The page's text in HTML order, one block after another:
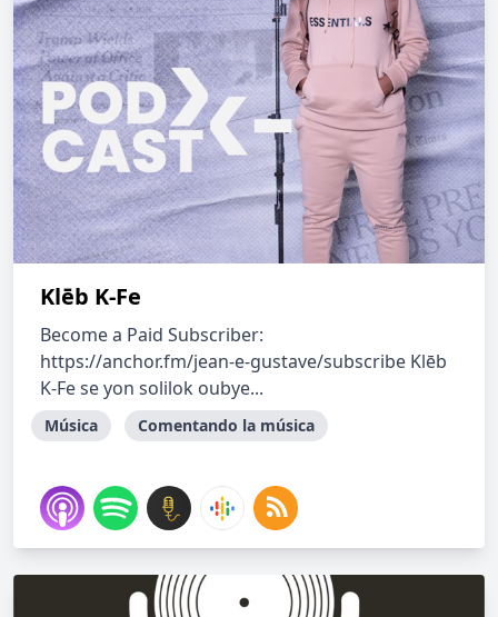
Klēb K-Fe
Become a Paid Subscriber:
https://anchor.fm/jean-e-gustave/subscribe Klēb
K-Fe se yon solilok oubye...
Música Comentando la música